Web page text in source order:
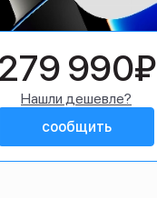
279 990₽
Нашли дешевле?
сообщить